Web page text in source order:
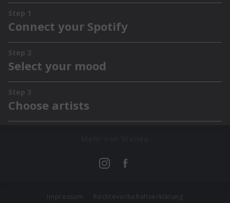
Impressum Rechtevorbehaltserklärung